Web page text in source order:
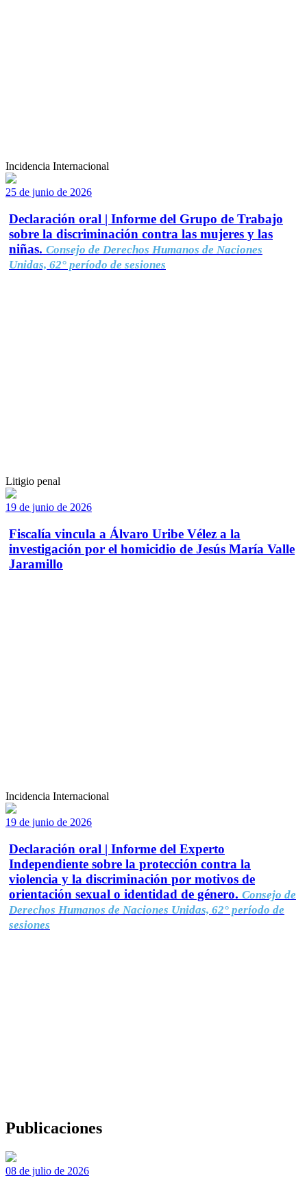
Incidencia Internacional
25 de junio de 2026
Declaración oral | Informe del Grupo de Trabajo
sobre la discriminación contra las mujeres y las
niñas. Consejo de Derechos Humanos de Naciones
Unidas, 62° período de sesiones
Litigio penal
19 de junio de 2026
Fiscalía vincula a Álvaro Uribe Vélez a la
investigación por el homicidio de Jesús María Valle
Jaramillo
Incidencia Internacional
19 de junio de 2026
Declaración oral | Informe del Experto
Independiente sobre la protección contra la
violencia y la discriminación por motivos de
orientación sexual o identidad de género. Consejo de
Derechos Humanos de Naciones Unidas, 62° período de
sesiones
Publicaciones
08 de julio de 2026